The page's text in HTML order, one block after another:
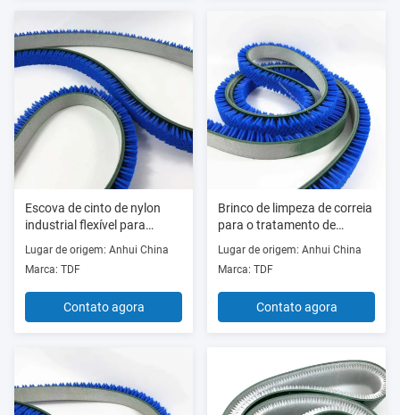
Escova de cinto de nylon
industrial flexível para
aplicações de
arredondamento de bordas
Lugar de origem: Anhui China
Marca: TDF
Contato agora
Brinco de limpeza de correia
para o tratamento de
superfícies delicadas
Lugar de origem: Anhui China
Marca: TDF
Contato agora